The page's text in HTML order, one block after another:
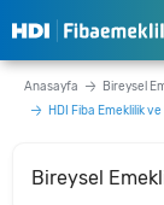
Anasayfa Bireysel
HDI Fiba Emeklilik ve Hayat A.Ş. ESG
Bireysel